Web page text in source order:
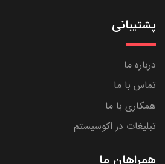
پشتیبانی
درباره ما
تماس با ما
همکاری با ما
تبلیغات در اکوسیستم
همراهان ما